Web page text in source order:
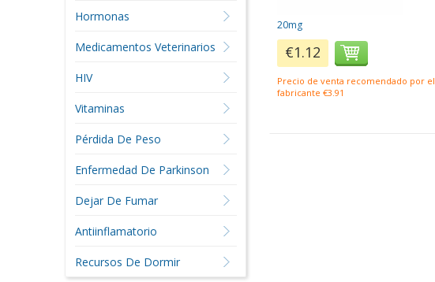
20mg
€1.12
Precio de venta recomendado por el
fabricante €3.91
Hormonas
Medicamentos Veterinarios
HIV
Vitaminas
Pérdida De Peso
Enfermedad De Parkinson
Dejar De Fumar
Antiinflamatorio
Recursos De Dormir